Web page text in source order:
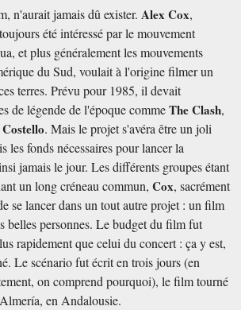
n'aurait jamais dû exister. Alex Cox,
été intéressé par le mouvement
et plus généralement les mouvements
du Sud, voulait à l'origine filmer un
terres. Prévu pour 1985, il devait
de légende de l'époque commeThe Clash,
. Mais le projet s'avéra être un joli
les fonds nécessaires pour lancer la
jamais le jour. Les différents groupes étant
un long créneau commun, Cox, sacrément
se lancer dans un tout autre projet : un film
belles personnes. Le budget du film fut
rapidement que celui du concert : ça y est,
Le scénario fut écrit en trois jours (en
on comprend pourquoi), le film tourné
en Andalousie.